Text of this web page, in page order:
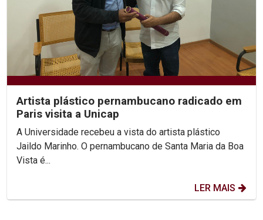
Artista plástico pernambucano radicado em
Paris visita a Unicap
A Universidade recebeu a vista do artista plástico
Jaildo Marinho. O pernambucano de Santa Maria da Boa
Vista é...
LER MAIS